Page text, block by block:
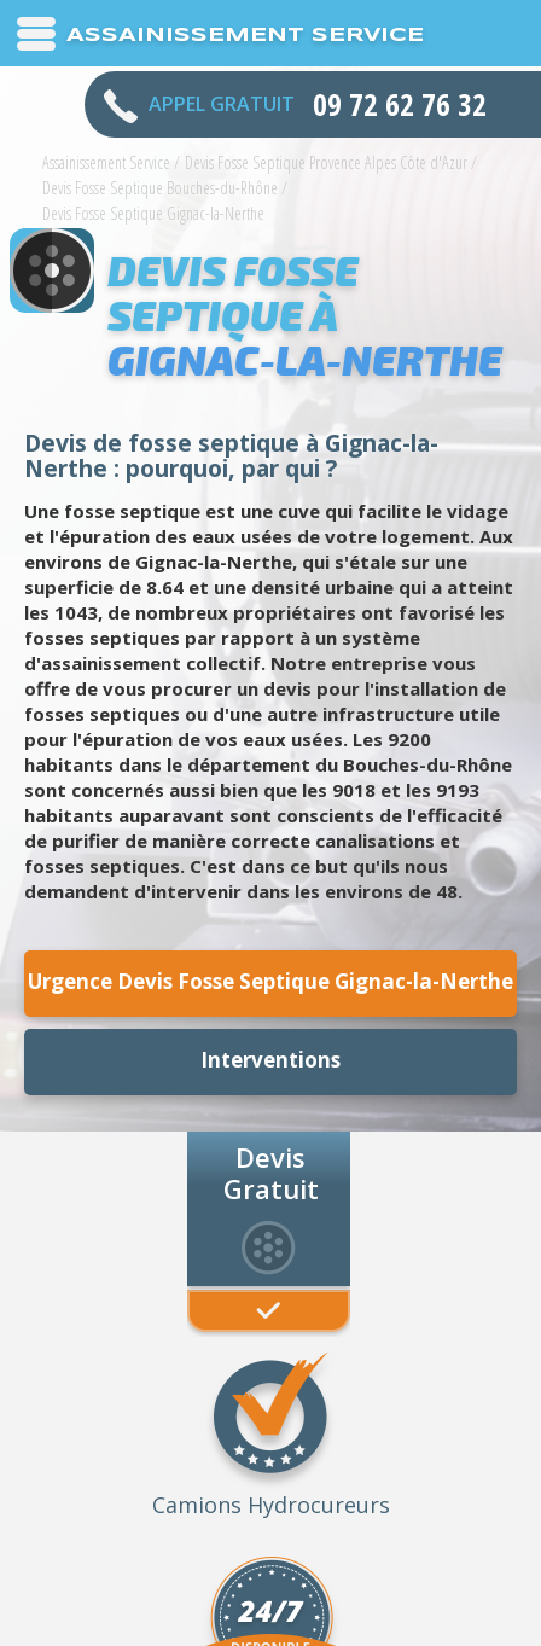
ASSAINISSEMENT SERVICE
APPEL GRATUIT 09 72 62 76 32
Assainissement Service / Devis Fosse Septique Provence Alpes Côte d'Azur/
Devis Fosse Septique Bouches-du-Rhône /
Devis Fosse Septique Gignac-la-Nerthe
DEVIS FOSSE
SEPTIQUE À
GIGNAC-LA-NERTHE
Devis de fosse septique à Gignac-la-
Nerthe : pourquoi, par qui ?
Une fosse septique est une cuve qui facilite le vidage
et l'épuration des eaux usées de votre logement. Aux
environs de Gignac-la-Nerthe, qui s'étale sur une
superficie de 8.64 et une densité urbaine qui a atteint
les 1043, de nombreux propriétaires ont favorisé les
fosses septiques par rapport à un système
d'assainissement collectif. Notre entreprise vous
offre de vous procurer un devis pour l'installation de
fosses septiques ou d'une autre infrastructure utile
pour l'épuration de vos eaux usées. Les 9200
habitants dans le département du Bouches-du-Rhône
sont concernés aussi bien que les 9018 et les 9193
habitants auparavant sont conscients de l'efficacité
de purifier de manière correcte canalisations et
fosses septiques. C'est dans ce but qu'ils nous
demandent d'intervenir dans les environs de 48.
Urgence Devis Fosse Septique Gignac-la-Nerthe
Interventions
Devis
Gratuit
Camions Hydrocureurs